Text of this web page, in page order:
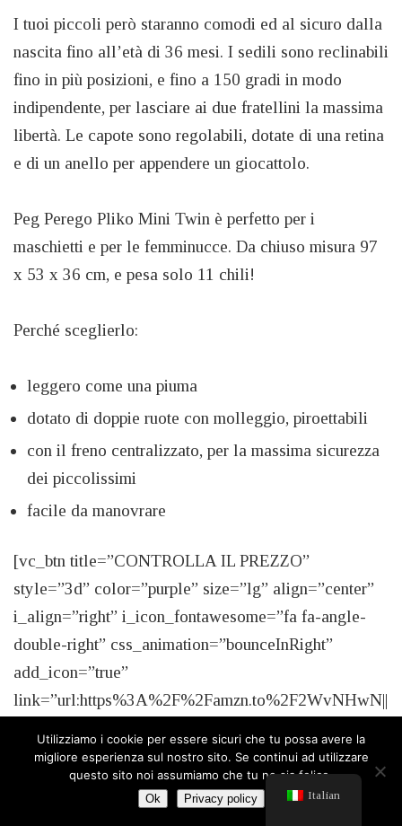
I tuoi piccoli però staranno comodi ed al sicuro dalla
nascita fino all’età di 36 mesi. I sedili sono reclinabili
fino in più posizioni, e fino a 150 gradi in modo
indipendente, per lasciare ai due fratellini la massima
libertà. Le capote sono regolabili, dotate di una retina
e di un anello per appendere un giocattolo.
Peg Perego Pliko Mini Twin è perfetto per i
maschietti e per le femminucce. Da chiuso misura 97
x 53 x 36 cm, e pesa solo 11 chili!
Perché sceglierlo:
leggero come una piuma
dotato di doppie ruote con molleggio, piroettabili
con il freno centralizzato, per la massima sicurezza
dei piccolissimi
facile da manovrare
[vc_btn title=”CONTROLLA IL PREZZO”
style=”3d” color=”purple” size=”lg” align=”center”
i_align=”right” i_icon_fontawesome=”fa fa-angle-
double-right” css_animation=”bounceInRight”
add_icon=”true”
link=”url:https%3A%2F%2Famzn.to%2F2WvNHwN||
Passeggino Gemellare
Italian
Utilizziamo i cookie per essere sicuri che tu possa avere la
migliore esperienza sul nostro sito. Se continui ad utilizzare
questo sito noi assumiamo che tu ne sia felice.
Ok Privacy policy